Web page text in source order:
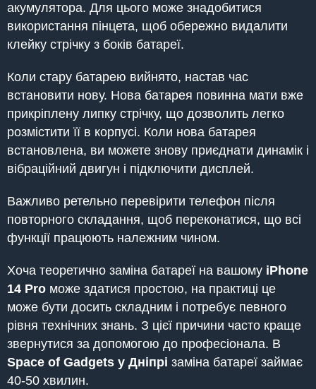
акумулятора. Для цього може знадобитися
використання пінцета, щоб обережно видалити
клейку стрічку з боків батареї.
Коли стару батарею вийнято, настав час
встановити нову. Нова батарея повинна мати вже
прикріплену липку стрічку, що дозволить легко
розмістити її в корпусі. Коли нова батарея
встановлена, ви можете знову приєднати динамік і
вібраційний двигун і підключити дисплей.
Важливо ретельно перевірити телефон після
повторного складання, щоб переконатися, що всі
функції працюють належним чином.
Хоча теоретично заміна батареї на вашому iPhone
14 Pro може здатися простою, на практиці це
може бути досить складним і потребує певного
рівня технічних знань. З цієї причини часто краще
звернутися за допомогою до професіонала. В
Space of Gadgets у Дніпрі заміна батареї займає
40-50 хвилин.